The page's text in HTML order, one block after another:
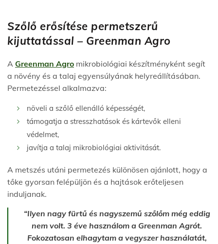
Szőlő erősítése permetszerű
kijuttatással – Greenman Agro
A Greenman Agro mikrobiológiai készítményként segít
a növény és a talaj egyensúlyának helyreállításában.
Permetezéssel alkalmazva:
növeli a szőlő ellenálló képességét,
támogatja a stresszhatások és kártevők elleni
védelmet,
javítja a talaj mikrobiológiai aktivitását.
A metszés utáni permetezés különösen ajánlott, hogy a
tőke gyorsan felépüljön és a hajtások erőteljesen
induljanak.
“Ilyen nagy fürtű és nagyszemű szőlőm még eddig
nem volt. 3 éve használom a Greenman Agrót.
Fokozatosan elhagytam a vegyszer használatát,